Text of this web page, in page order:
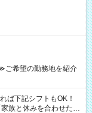
希望の勤務地を紹介